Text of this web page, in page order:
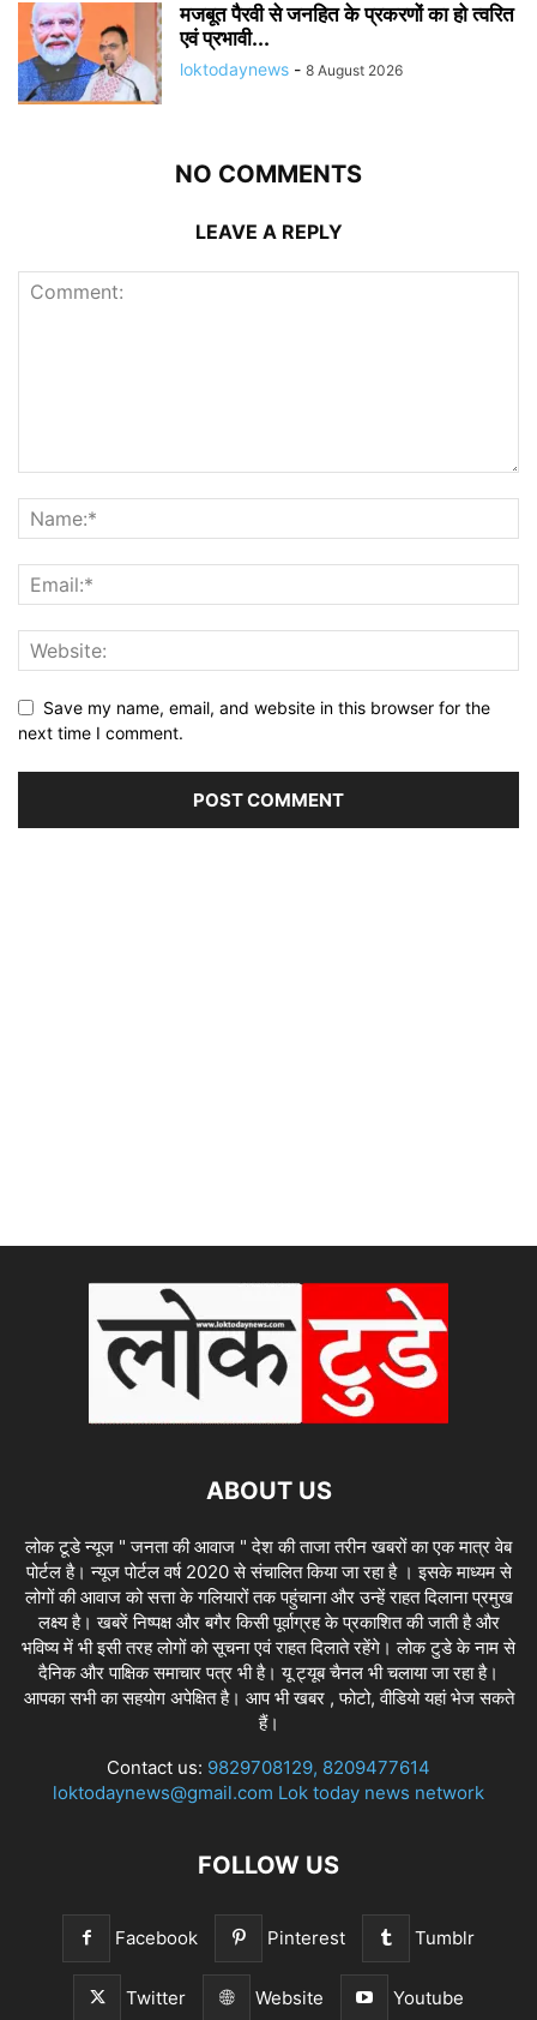
मजबूत पैरवी से जनहित के प्रकरणों का हो त्वरित
एवं प्रभावी...
loktodaynews - 8 August 2026
NO COMMENTS
LEAVE A REPLY
Save my name, email, and website in this browser for the
next time I comment.
ABOUT US
लोक टूडे न्यूज " जनता की आवाज " देश की ताजा तरीन खबरों का एक मात्र वेब
पोर्टल है। न्यूज पोर्टल वर्ष 2020 से संचालित किया जा रहा है । इसके माध्यम से
लोगों की आवाज को सत्ता के गलियारों तक पहुंचाना और उन्हें राहत दिलाना प्रमुख
लक्ष्य है। खबरें निष्पक्ष और बगैर किसी पूर्वाग्रह के प्रकाशित की जाती है और
भविष्य में भी इसी तरह लोगों को सूचना एवं राहत दिलाते रहेंगे। लोक टुडे के नाम से
दैनिक और पाक्षिक समाचार पत्र भी है। यू ट्यूब चैनल भी चलाया जा रहा है।
आपका सभी का सहयोग अपेक्षित है। आप भी खबर , फोटो, वीडियो यहां भेज सकते
हैं।
Contact us: 9829708129, 8209477614
loktodaynews@gmail.com Lok today news network
FOLLOW US
Facebook Pinterest Tumblr
Twitter Website Youtube